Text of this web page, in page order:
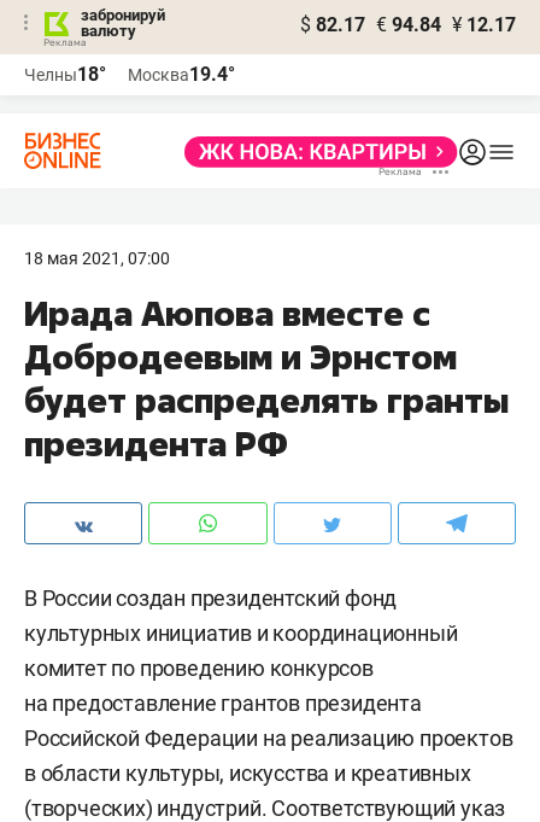
забронируй
валюту
$ 82.17 € 94.84 ¥ 12.17
Челны18° Москва19.4°
18 мая 2021, 07:00
Ирада Аюпова вместе с
Добродеевым и Эрнстом
будет распределять гранты
президента РФ
В России создан президентский фонд
культурных инициатив и координационный
комитет по проведению конкурсов
на предоставление грантов президента
Российской Федерации на реализацию проектов
в области культуры, искусства и креативных
(творческих) индустрий. Соответствующий указ